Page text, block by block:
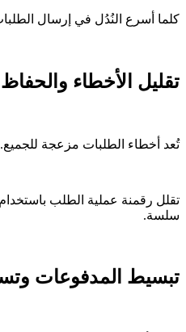
كلما أسرع النُدُل في إرسال
تقليل الأخطاء
تُعد أخطاء الطلبات مزعجة
تقلل رقمنة عملية الطلب
سلسة.
تبسيط المدفوعات